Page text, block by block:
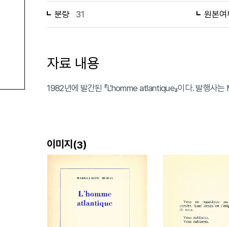
분량 31 원본여
자료 내용
1982년에 발간된 『L'homme atlantique』이다. 발행사
이미지(3)